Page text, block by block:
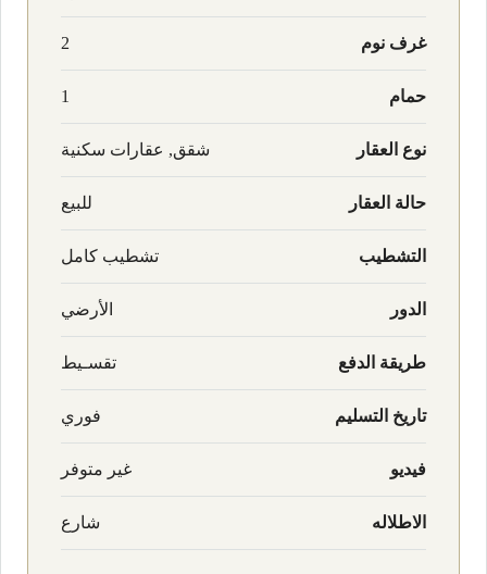
غرف نوم 2
حمام 1
نوع العقار شقق, عقارات سكنية
حالة العقار للبيع
التشطيب تشطيب كامل
الدور الأرضي
طريقة الدفع تقسـيط
تاريخ التسليم فوري
فيديو غير متوفر
الاطلاله شارع